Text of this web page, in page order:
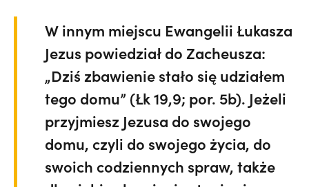
W innym miejscu Ewangelii Łukasza
Jezus powiedział do Zacheusza:
„Dziś zbawienie stało się udziałem
tego domu” (Łk 19,9; por. 5b). Jeżeli
przyjmiesz Jezusa do swojego
domu, czyli do swojego życia, do
swoich codziennych spraw, także